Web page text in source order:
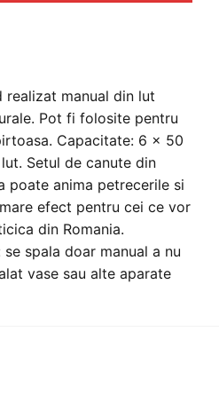
realizat manual din lut
Pot fi folosite pentru
Capacitate: 6 x 50
Setul de canute din
poate anima petrecerile si
efect pentru cei ce vor
din Romania.
spala doar manual a nu
vase sau alte aparate